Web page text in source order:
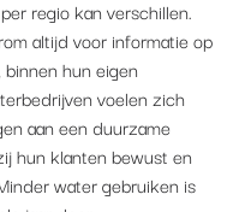
regio kan verschillen.
altijd voor informatie op
hun eigen
voelen zich
aan een duurzame
hun klanten bewust en
water gebruiken is